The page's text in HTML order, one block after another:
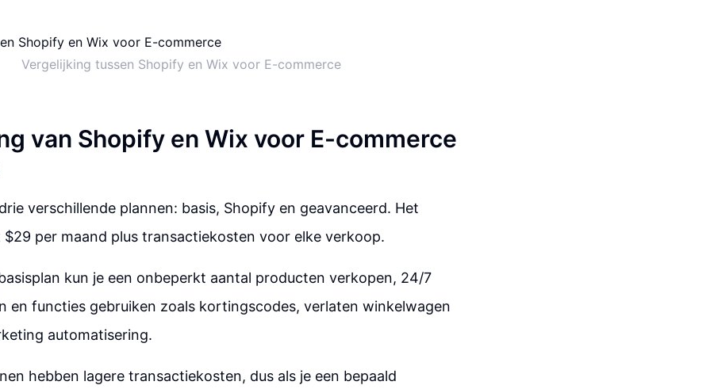
Vergelijking tussen Shopify en Wix voor E-commerce
van Shopify en Wix voor E-commerce
verschillende plannen: basis, Shopify en geavanceerd. Het
$29 per maand plus transactiekosten voor elke verkoop.
kun je een onbeperkt aantal producten verkopen, 24/7
en functies gebruiken zoals kortingscodes, verlaten winkelwagen
automatisering.
hebben lagere transactiekosten, dus als je een bepaald